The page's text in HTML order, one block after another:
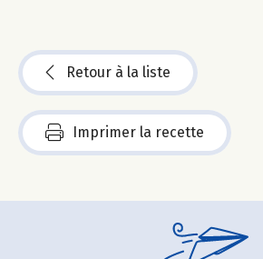
Retour à la liste
Imprimer la recette